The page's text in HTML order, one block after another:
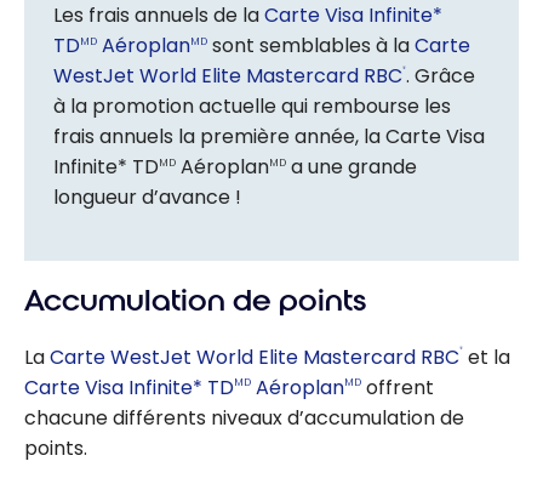
Les frais annuels de laCarte Visa Infinite*
TDMD AéroplanMD sont semblables à laCarte
WestJet World Elite Mastercard RBC®. Grâce
à la promotion actuelle qui rembourse les
frais annuels la première année, la Carte Visa
Infinite* TDMD AéroplanMD a une grande
longueur d’avance !
Accumulation de points
LaCarte WestJet World Elite Mastercard RBC® et la
Carte Visa Infinite* TDMD AéroplanMD offrent
chacune différents niveaux d’accumulation de
points.